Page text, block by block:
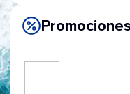
Promociones